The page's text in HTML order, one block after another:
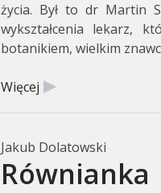
życia. Był to dr Martin
wykształcenia lekarz,
botanikiem, wielkim
Więcej
Jakub Dolatowski
Równianka